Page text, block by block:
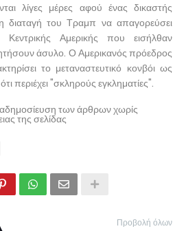
λίγες μέρες αφού ένας δικαστής
διαταγή του Τραμπ να απαγορεύσει
Αμερικής που εισήλθαν
άσυλο. Ο Αμερικανός πρόεδρος
το μεταναστευτικό κονβόι ως
περιέχει "σκληρούς εγκληματίες".
των άρθρων χωρίς
της σελίδας
Προβολή όλων